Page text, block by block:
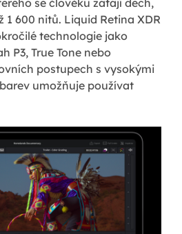
se člověku zatají dech,
1 600 nitů. Liquid Retina XDR
technologie jako
P3, True Tone nebo
postupech s vysokými
umožňuje používat